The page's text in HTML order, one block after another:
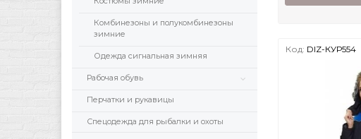
Комбинезоны и полукомбинезоны
зимние
Одежда сигнальная зимняя
Рабочая обувь
Перчатки и рукавицы
Спецодежда для рыбалки и охоты
Код: DIZ-КУР554